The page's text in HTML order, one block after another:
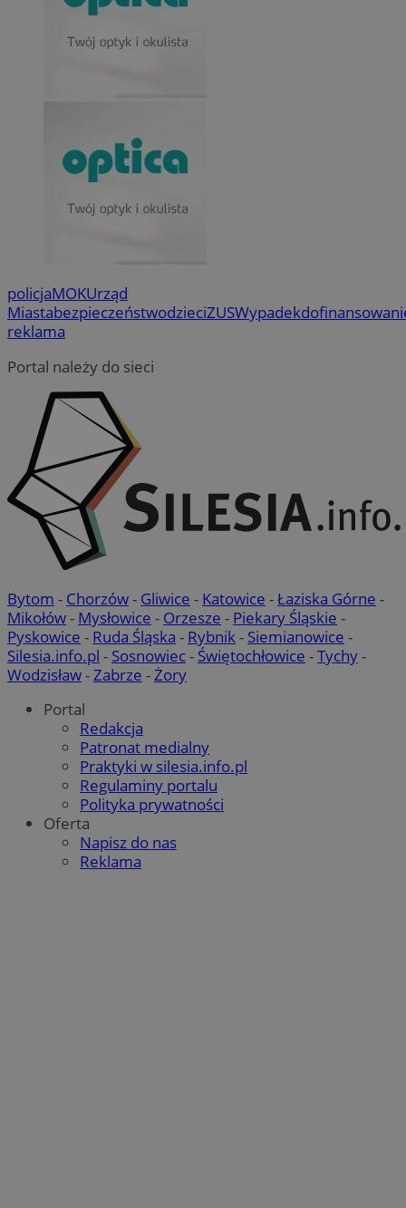
policjaMOKUrząd
MiastabezpieczeństwodzieciZUSWypadek
reklama
Portal należy do sieci
Bytom - Chorzów- Gliwice - Katowice -Łaziska Górne -
Mikołów- Mysłowice - Orzesze - Piekary Śląskie -
Pyskowice - Ruda Śląska - Rybnik- Siemianowice -
Silesia.info.pl - Sosnowiec- Świętochłowice -Tychy-
Wodzisław-Zabrze -Żory
Portal
Redakcja
Patronat medialny
Praktyki w silesia.info.pl
Regulaminy portalu
Polityka prywatności
Oferta
Napisz do nas
Reklama